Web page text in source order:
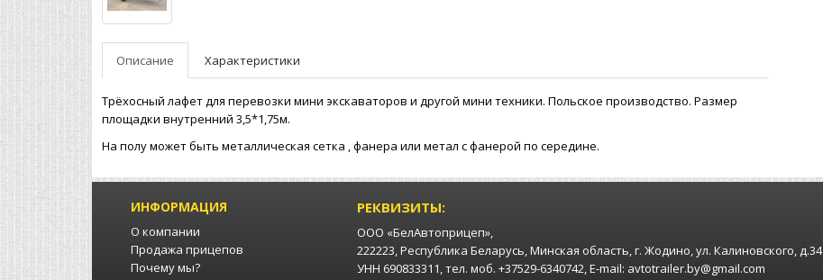
Описание Характеристики
Трёхосный лафет для перевозки мини экскаваторов и другой мини техники. Польское производство. Размер
площадки внутренний 3,5*1,75м.
На полу может быть металлическая сетка , фанера или метал с фанерой по середине.
ИНФОРМАЦИЯ
О компании
Продажа прицепов
Почему мы?
РЕКВИЗИТЫ:
ООО «БелАвтоприцеп»,
222223, Республика Беларусь, Минская область, г. Жодино, ул. Калиновского, д.34
УНН 690833311, тел. моб. +37529-6340742, E-mail: avtotrailer.by@gmail.com